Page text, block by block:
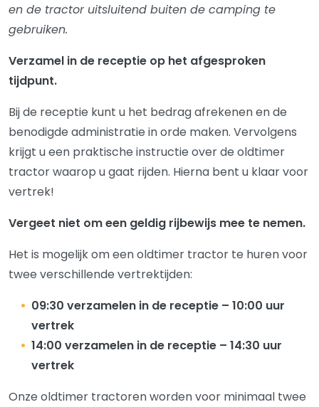
en de tractor uitsluitend buiten de camping te
gebruiken.
Verzamel in de receptie op het afgesproken
tijdpunt.
Bij de receptie kunt u het bedrag afrekenen en de
benodigde administratie in orde maken. Vervolgens
krijgt u een praktische instructie over de oldtimer
tractor waarop u gaat rijden. Hierna bent u klaar voor
vertrek!
Vergeet niet om een geldig rijbewijs mee te nemen.
Het is mogelijk om een oldtimer tractor te huren voor
twee verschillende vertrektijden:
09:30 verzamelen in de receptie – 10:00 uur
vertrek
14:00 verzamelen in de receptie – 14:30 uur
vertrek
Onze oldtimer tractoren worden voor minimaal twee